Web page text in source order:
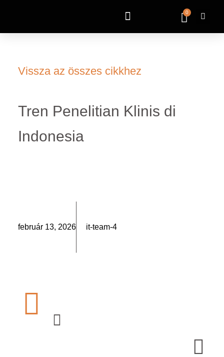
0
Vissza az összes cikkhez
Tren Penelitian Klinis di
Indonesia
február 13, 2026 it-team-4